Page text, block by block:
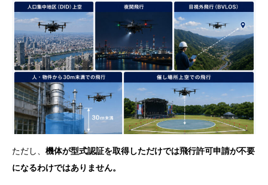
ただし、 機体が型式認証を取得しただけでは飛行許可申請が不要
になるわけではありません。